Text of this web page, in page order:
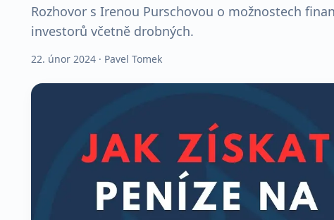
Rozhovor s Irenou Purschovou o možnostech
investorů včetně drobných.
22. únor 2024 · Pavel Tomek